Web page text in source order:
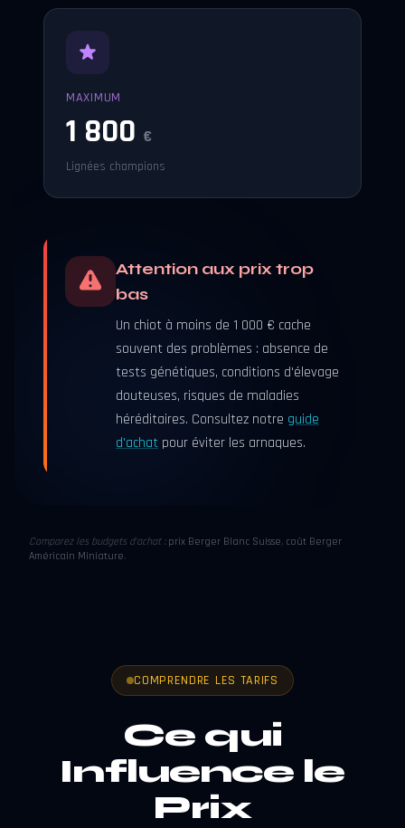
MAXIMUM
1 800 €
Lignées champions
Attention aux prix trop
bas
Un chiot à moins de 1 000 € cache
souvent des problèmes : absence de
tests génétiques, conditions d'élevage
douteuses, risques de maladies
héréditaires. Consultez notre guide
d'achat pour éviter les arnaques.
Comparez les budgets d'achat : prix Berger Blanc Suisse, coût Berger
Américain Miniature.
COMPRENDRE LES TARIFS
Ce qui
Influence le
Prix